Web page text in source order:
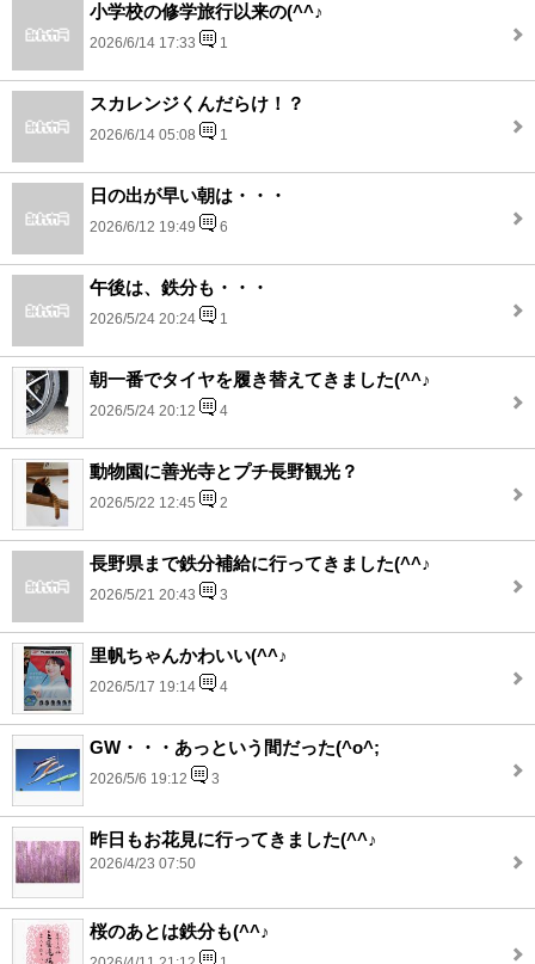
小学校の修学旅行以来の(^^♪
2026/6/14 17:33 1
スカレンジくんだらけ！？
2026/6/14 05:08 1
日の出が早い朝は・・・
2026/6/12 19:49 6
午後は、鉄分も・・・
2026/5/24 20:24 1
朝一番でタイヤを履き替えてきました(^^♪
2026/5/24 20:12 4
動物園に善光寺とプチ長野観光？
2026/5/22 12:45 2
長野県まで鉄分補給に行ってきました(^^♪
2026/5/21 20:43 3
里帆ちゃんかわいい(^^♪
2026/5/17 19:14 4
GW・・・あっという間だった(^o^;
2026/5/6 19:12 3
昨日もお花見に行ってきました(^^♪
2026/4/23 07:50
桜のあとは鉄分も(^^♪